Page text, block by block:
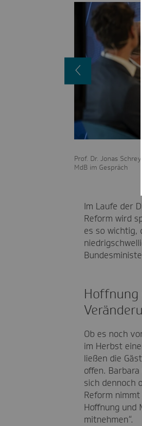
Vorheriges
Prof. Dr. Jonas
MdB im Gespräch
Im Laufe der
Reform wird
es so wichtig,
Ob es noch
im Herbst
ließen die
offen.
sich dennoch
Reform
Hoffnung und
mitnehmen“.